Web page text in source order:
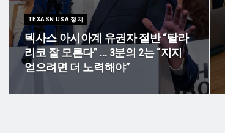
TEXASN USA 정치
텍사스 아시아계 유권자 절반 “탈라
리코 잘 모른다” … 3분의 2는 “지지
얻으려면 더 노력해야”